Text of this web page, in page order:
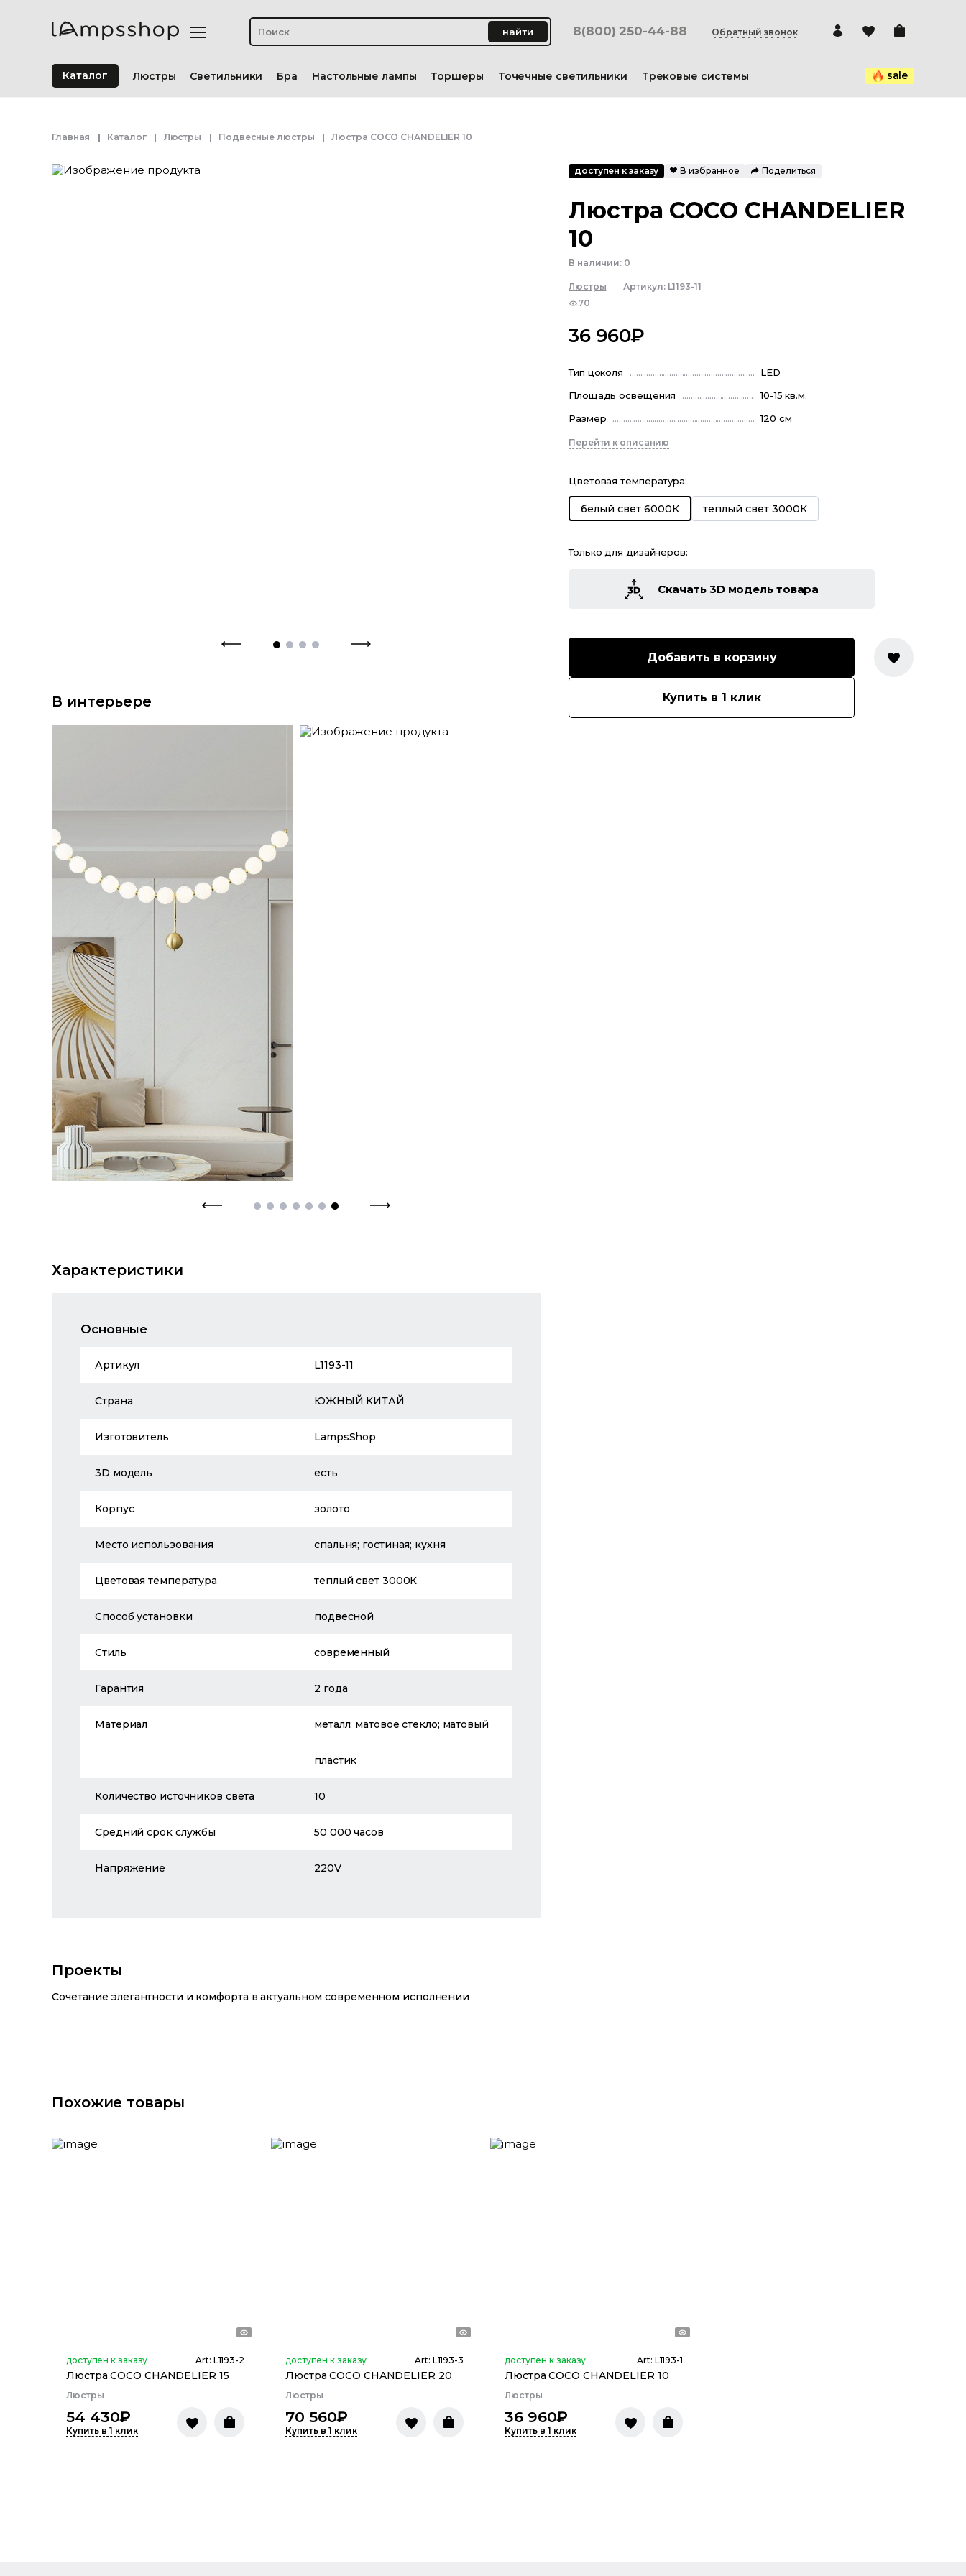
найти 8(800) 250-44-88 Обратный звонок
Каталог Люстры Светильники Бра Настольные лампы Торшеры Точечные светильники Трековые системы sale
Главная Каталог Люстры Подвесные люстры Люстра COCO CHANDELIER 10
В интерьере
Характеристики
Основные
Артикул L1193-11
Страна ЮЖНЫЙ КИТАЙ
Изготовитель LampsShop
3D модель есть
Корпус золото
Место использования спальня; гостиная; кухня
Цветовая температура теплый свет 3000К
Способ установки подвесной
Стиль современный
Гарантия 2 года
Материал металл; матовое стекло; матовый
пластик
Количество источников света 10
Средний срок службы 50 000 часов
Напряжение 220V
Проекты
Сочетание элегантности и комфорта в актуальном современном исполнении
доступен к заказу В избранное Поделиться
Люстра COCO CHANDELIER
10
В наличии: 0
Люстры Артикул: L1193-11
70
36 960₽
Тип цоколя
LED
Площадь освещения
10-15 кв.м.
Размер
120 см
Перейти к описанию
Цветовая температура:
белый свет 6000К теплый свет 3000К
Только для дизайнеров:
Скачать 3D модель товара
Добавить в корзину
Купить в 1 клик
Похожие товары
доступен к заказу Art: L1193-2
Люстра COCO CHANDELIER 15
Люстры
54 430₽
Купить в 1 клик
доступен к заказу Art: L1193-3
Люстра COCO CHANDELIER 20
Люстры
70 560₽
Купить в 1 клик
доступен к заказу Art: L1193-1
Люстра COCO CHANDELIER 10
Люстры
36 960₽
Купить в 1 клик